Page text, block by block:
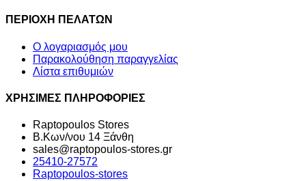
ΠΕΡΙΟΧΗ ΠΕΛΑΤΩΝ
Ο λογαριασμός μου
Παρακολούθηση παραγγελίας
Λίστα επιθυμιών
ΧΡΗΣΙΜΕΣ ΠΛΗΡΟΦΟΡΙΕΣ
Raptopoulos Stores
Β.Κων/νου 14 Ξάνθη
sales@raptopoulos-stores.gr
25410-27572
Raptopoulos-stores